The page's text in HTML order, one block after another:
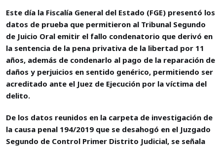
Este día la Fiscalía General del Estado (FGE) presentó los
datos de prueba que permitieron al Tribunal Segundo
de Juicio Oral emitir el fallo condenatorio que derivó en
la sentencia de la pena privativa de la libertad por 11
años, además de condenarlo al pago de la reparación de
daños y perjuicios en sentido genérico, permitiendo ser
acreditado ante el Juez de Ejecución por la víctima del
delito.
De los datos reunidos en la carpeta de investigación de
la causa penal 194/2019 que se desahogó en el Juzgado
Segundo de Control Primer Distrito Judicial, se señala